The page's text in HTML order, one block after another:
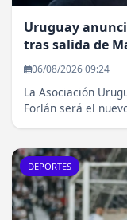
Uruguay
tras salida de
06/08/2026 09:24
La Asociación
Forlán será el
DEPORTES